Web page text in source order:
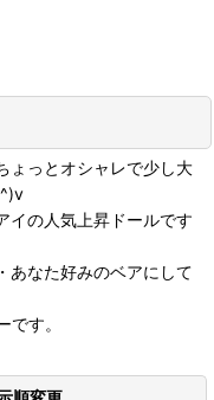
ょっとオシャレで少し大
イの人気上昇ドールです
あなた好みのベアにして
す。